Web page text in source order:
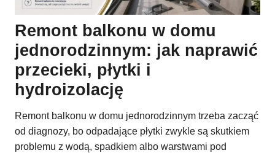
Remont balkonu w domu
jednorodzinnym: jak naprawić
przecieki, płytki i
hydroizolację
Remont balkonu w domu jednorodzinnym trzeba zacząć
od diagnozy, bo odpadające płytki zwykle są skutkiem
problemu z wodą, spadkiem albo warstwami pod